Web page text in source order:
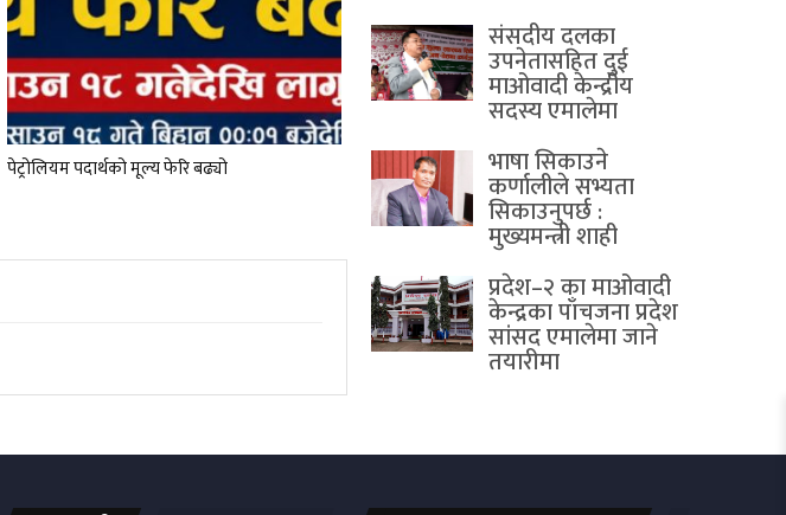
पेट्रोलियम पदार्थको मूल्य फेरि बढ्यो
संसदीय दलका
उपनेतासहित दुई
माओवादी केन्द्रीय
सदस्य एमालेमा
भाषा सिकाउने
कर्णालीले सभ्यता
सिकाउनुपर्छ :
मुख्यमन्त्री शाही
प्रदेश–२ का माओवादी
केन्द्रका पाँचजना प्रदेश
सांसद एमालेमा जाने
तयारीमा